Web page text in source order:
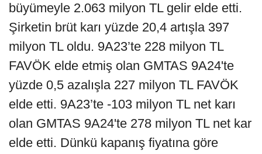
büyümeyle 2.063 milyon TL gelir elde etti.
Şirketin brüt karı yüzde 20,4 artışla 397
milyon TL oldu. 9A23’te 228 milyon TL
FAVÖK elde etmiş olan GMTAS 9A24'te
yüzde 0,5 azalışla 227 milyon TL FAVÖK
elde etti. 9A23’te -103 milyon TL net karı
olan GMTAS 9A24'te 278 milyon TL net kar
elde etti. Dünkü kapanış fiyatına göre